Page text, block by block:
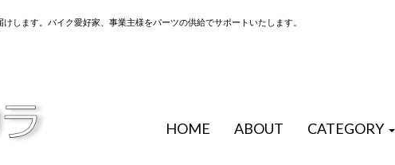
ます。バイク愛好家、事業主様をパーツの供給でサポートいたします。
HOME ABOUT CATEGORY